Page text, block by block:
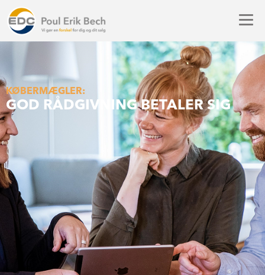
KØBERMÆGLER:
GOD RÅDGIVNING BETALER SIG